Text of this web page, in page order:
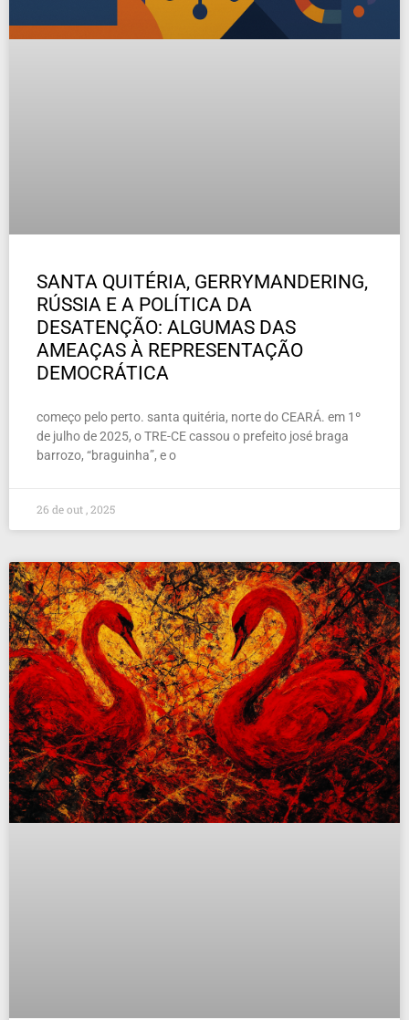
SANTA QUITÉRIA, GERRYMANDERING,
RÚSSIA E A POLÍTICA DA
DESATENÇÃO: ALGUMAS DAS
AMEAÇAS À REPRESENTAÇÃO
DEMOCRÁTICA
começo pelo perto. santa quitéria, norte do CEARÁ. em 1º
de julho de 2025, o TRE-CE cassou o prefeito josé braga
barrozo, “braguinha”, e o
26 de out , 2025